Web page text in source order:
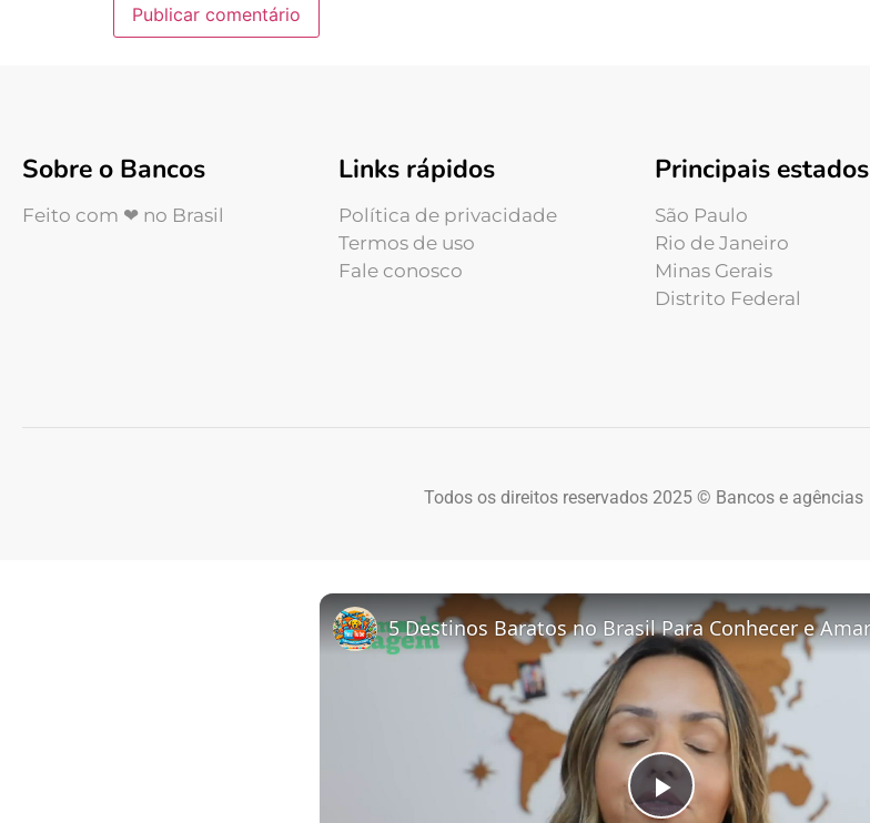
Sobre o Bancos
Feito com ❤ no Brasil
Links rápidos
Política de privacidade
Termos de uso
Fale conosco
Principais estados
São Paulo
Rio de Janeiro
Minas Gerais
Distrito Federal
Todos os direitos reservados 2025 © Bancos e agências